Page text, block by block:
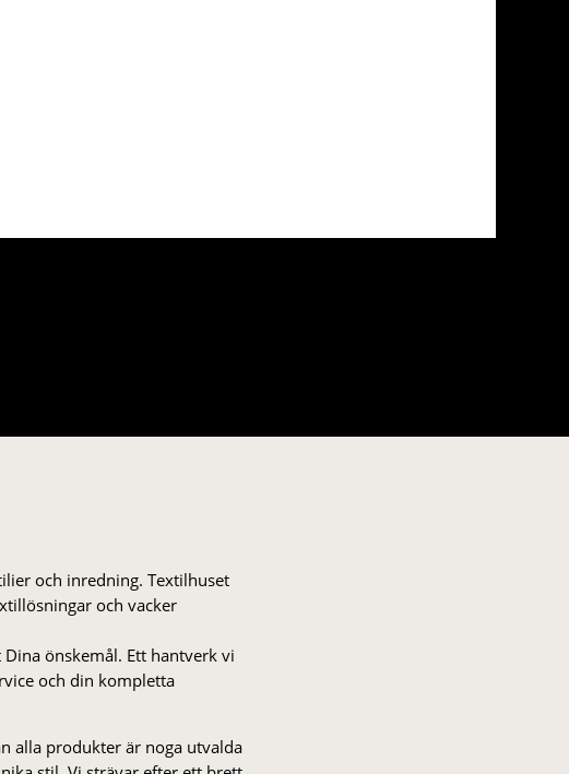
och inredning. Textilhuset
och vacker
önskemål. Ett hantverk vi
och din kompletta
alla produkter är noga utvalda